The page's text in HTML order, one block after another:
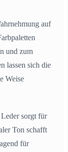
auf
und zum
lassen sich die
Weise
sorgt für
Ton schafft
für